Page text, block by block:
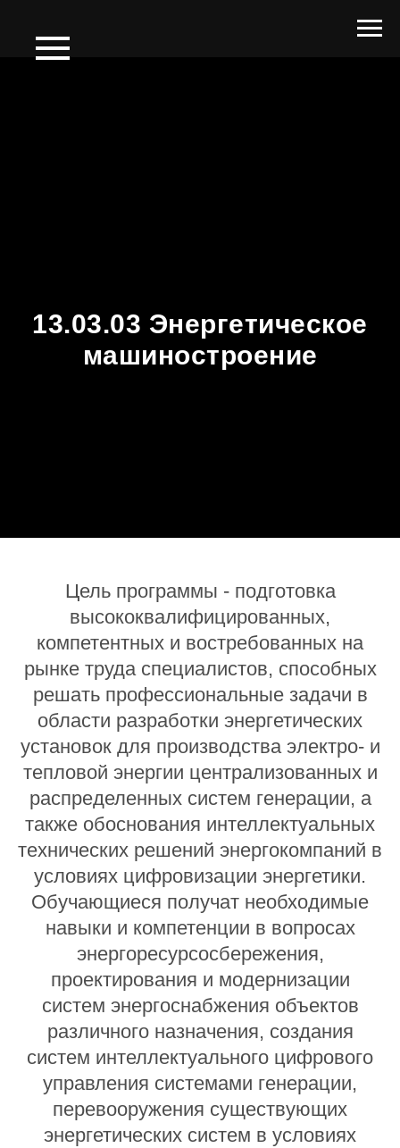
13.03.03 Энергетическое
машиностроение
Цель программы - подготовка
высококвалифицированных,
компетентных и востребованных на
рынке труда специалистов, способных
решать профессиональные задачи в
области разработки энергетических
установок для производства электро- и
тепловой энергии централизованных и
распределенных систем генерации, а
также обоснования интеллектуальных
технических решений энергокомпаний в
условиях цифровизации энергетики.
Обучающиеся получат необходимые
навыки и компетенции в вопросах
энергоресурсосбережения,
проектирования и модернизации
систем энергоснабжения объектов
различного назначения, создания
систем интеллектуального цифрового
управления системами генерации,
перевооружения существующих
энергетических систем в условиях